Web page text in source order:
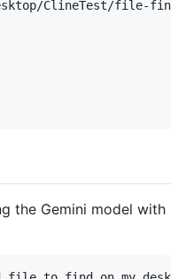
ClineTest/file-
the Gemini model with